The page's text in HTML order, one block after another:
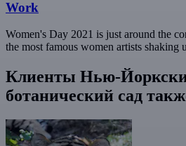
Work
Women's Day 2021 is just around the
the most famous women artists shaking
Клиенты Нью-
ботанический сад